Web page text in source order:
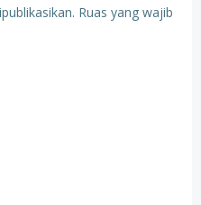
Ruas yang wajib